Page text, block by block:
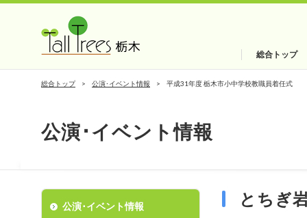
総合トップ
総合トップ 公演･イベント情報 平成31年度 栃木市小中学校教職員着任式
公演･イベント情報
とちぎ
公演･イベント情報